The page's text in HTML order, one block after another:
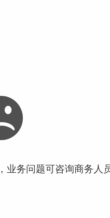
业务问题可咨询商务人